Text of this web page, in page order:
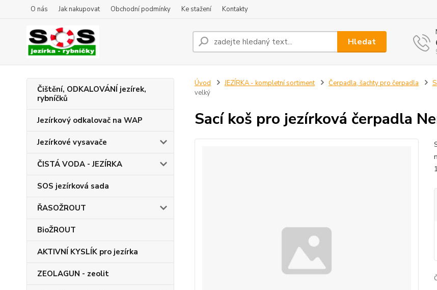
O nás Jak nakupovat Obchodní podmínky Ke stažení Kontakty
Hledat
Čištění, ODKALOVÁNÍ jezírek,
rybníčků
Jezírkový odkalovač na WAP
Jezírkové vysavače
ČISTÁ VODA - JEZÍRKA
SOS jezírková sada
ŘASOŽROUT
BioŽROUT
AKTIVNÍ KYSLÍK pro jezírka
ZEOLAGUN - zeolit
Úvod JEZÍRKA - kompletní sortiment Čerpadla, šachty pro čerpadla
velký
Sací koš pro jezírková čerpadla